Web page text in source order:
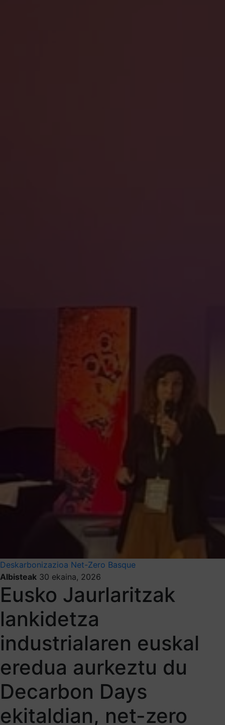
Deskarbonizazioa Net-Zero Basque
Albisteak 30 ekaina, 2026
Eusko Jaurlaritzak
lankidetza
industrialaren euskal
eredua aurkeztu du
Decarbon Days
ekitaldian, net-zero